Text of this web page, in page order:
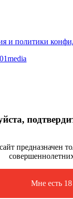
и политики
предназначен
Мне есть 18